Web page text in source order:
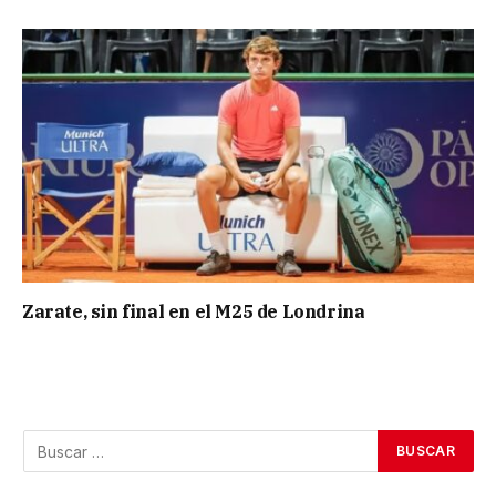
Zarate, sin final en el M25 de Londrina